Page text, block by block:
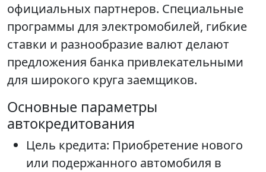
официальных партнеров. Специальные
программы для электромобилей, гибкие
ставки и разнообразие валют делают
предложения банка привлекательными
для широкого круга заемщиков.
Основные параметры
автокредитования
Цель кредита: Приобретение нового
или подержанного автомобиля в